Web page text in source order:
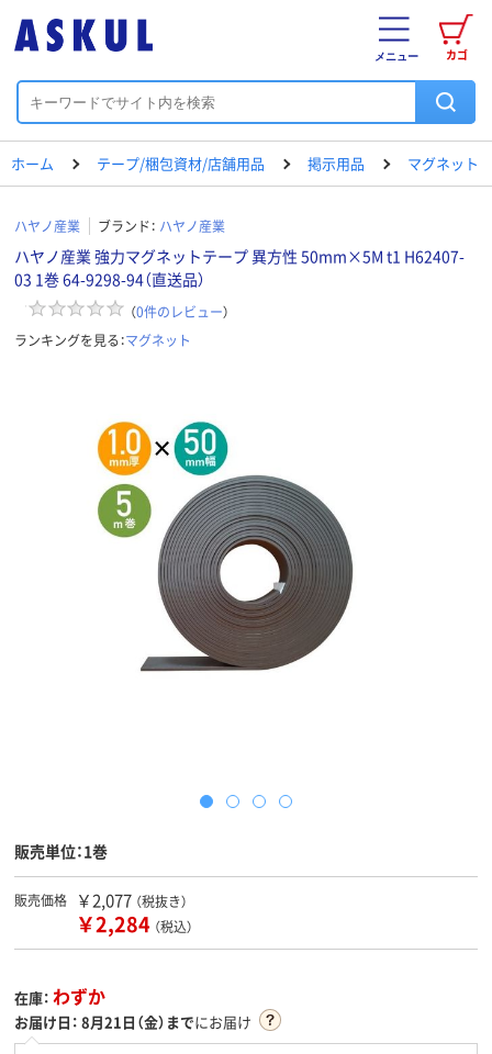
カゴ
メニュー
ホーム テープ/梱包資材/店舗用品 掲示用品 マグネット
ハヤノ産業 ブランド： ハヤノ産業
ハヤノ産業 強力マグネットテープ 異方性 50mm×5M t1 H62407-
03 1巻 64-9298-94（直送品）
（0件のレビュー）
ランキングを見る：マグネット
販売単位：1巻
販売価格 ￥2,077 （税抜き）
￥2,284 （税込）
在庫： わずか
お届け日： 8月21日（金）までにお届け